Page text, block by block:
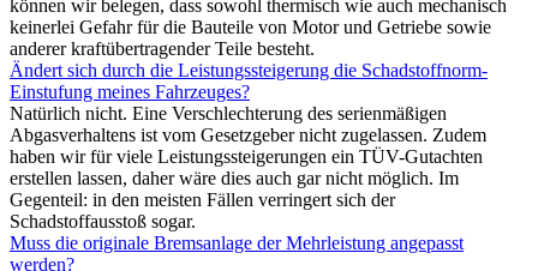
können wir belegen, dass sowohl thermisch wie auch mechanisch
keinerlei Gefahr für die Bauteile von Motor und Getriebe sowie
anderer kraftübertragender Teile besteht.
Ändert sich durch die Leistungssteigerung die Schadstoffnorm-
Einstufung meines Fahrzeuges?
Natürlich nicht. Eine Verschlechterung des serienmäßigen
Abgasverhaltens ist vom Gesetzgeber nicht zugelassen. Zudem
haben wir für viele Leistungssteigerungen ein TÜV-Gutachten
erstellen lassen, daher wäre dies auch gar nicht möglich. Im
Gegenteil: in den meisten Fällen verringert sich der
Schadstoffausstoß sogar.
Muss die originale Bremsanlage der Mehrleistung angepasst
werden?